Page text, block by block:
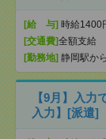
[給 与] 時給1400
[交通費]全額支給
[勤務地] 静岡駅か
【9月】入力
入力】[派遣]